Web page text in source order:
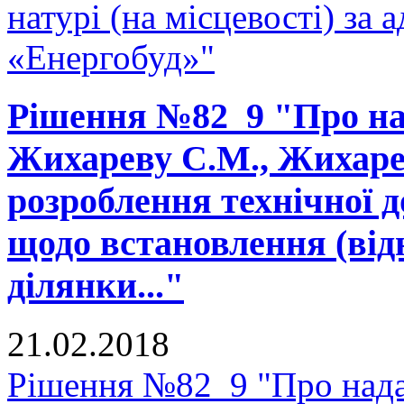
натурі (на місцевості)
«Енергобуд»"
Рішення №82_9 "Про
Жихареву С.М.,
розроблення технічної
щодо встановлення
ділянки..."
21.02.2018
Рішення №82_9 "Про